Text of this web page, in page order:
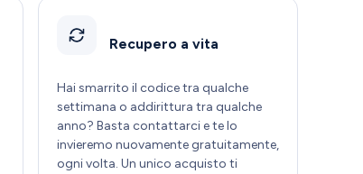
Recupero a vita
Hai smarrito il codice tra qualche
settimana o addirittura tra qualche
anno? Basta contattarci e te lo
invieremo nuovamente gratuitamente,
ogni volta. Un unico acquisto ti